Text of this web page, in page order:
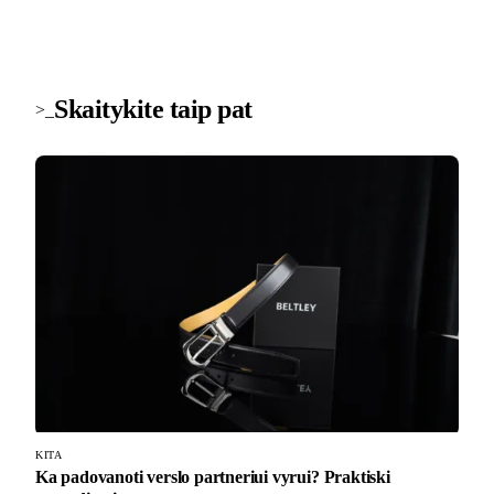
>_ Skaitykite taip pat
KITA
Ka padovanoti verslo partneriui vyrui? Praktiski